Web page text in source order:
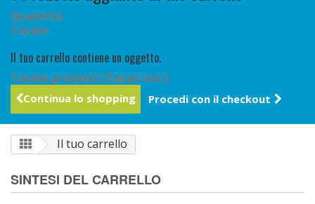
Quantità
Totale
Il tuo carrello contiene un oggetto.
Totale prodotti (Tasse incl.)
Continua lo shopping Procedi con il checkout
Il tuo carrello
SINTESI DEL CARRELLO